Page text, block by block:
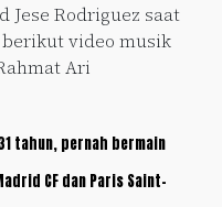
Jese Rodriguez saat
video musik
Ari
tahun, pernah bermain
CF dan Paris Saint-